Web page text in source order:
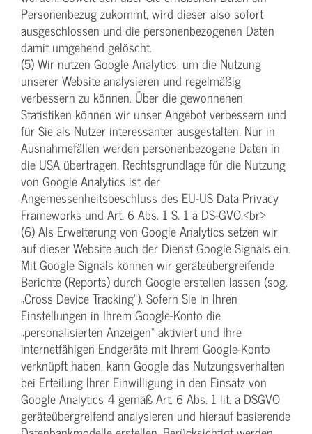
Personenbezug zukommt, wird dieser also sofort
ausgeschlossen und die personenbezogenen Daten
damit umgehend gelöscht.
(5) Wir nutzen Google Analytics, um die Nutzung
unserer Website analysieren und regelmäßig
verbessern zu können. Über die gewonnenen
Statistiken können wir unser Angebot verbessern und
für Sie als Nutzer interessanter ausgestalten. Nur in
Ausnahmefällen werden personenbezogene Daten in
die USA übertragen. Rechtsgrundlage für die Nutzung
von Google Analytics ist der
Angemessenheitsbeschluss des EU-US Data Privacy
Frameworks und Art. 6 Abs. 1 S. 1 a DS-GVO.<br>
(6) Als Erweiterung von Google Analytics setzen wir
auf dieser Website auch der Dienst Google Signals ein.
Mit Google Signals können wir geräteübergreifende
Berichte (Reports) durch Google erstellen lassen (sog.
„Cross Device Tracking“). Sofern Sie in Ihren
Einstellungen in Ihrem Google-Konto die
„personalisierten Anzeigen“ aktiviert und Ihre
internetfähigen Endgeräte mit Ihrem Google-Konto
verknüpft haben, kann Google das Nutzungsverhalten
bei Erteilung Ihrer Einwilligung in den Einsatz von
Google Analytics 4 gemäß Art. 6 Abs. 1 lit. a DSGVO
geräteübergreifend analysieren und hierauf basierende